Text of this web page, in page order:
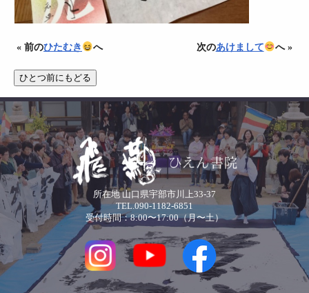
« 前のひたむき へ 次のあけまして へ »
所在地 山口県宇部市川上33-37
TEL.090-1182-6851
受付時間：8:00〜17:00（月〜土）